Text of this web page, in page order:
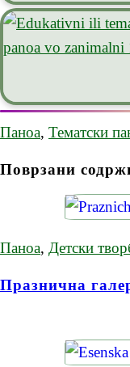
Паноа, Тематски
Поврзани
Паноа, Детски
Празнична